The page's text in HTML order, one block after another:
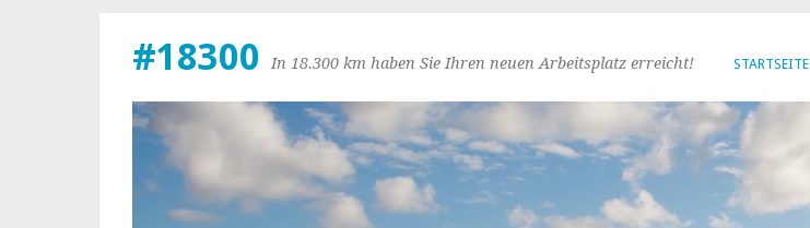
STARTSEITE
#18300 In 18.300 km haben Sie Ihren neuen Arbeitsplatz erreicht!